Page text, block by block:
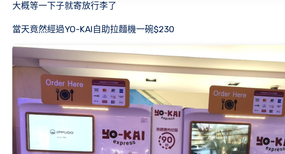
大概等一下子就寄放行李了
當天竟然經過YO-KAI自助拉麵機一碗$230